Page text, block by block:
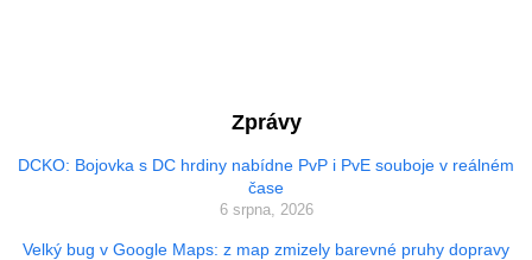
Zprávy
DCKO: Bojovka s DC hrdiny nabídne PvP i PvE souboje v reálném
čase
6 srpna, 2026
Velký bug v Google Maps: z map zmizely barevné pruhy dopravy